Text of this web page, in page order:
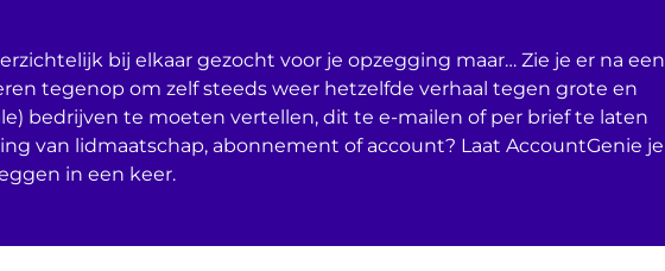
bij elkaar gezocht voor je opzegging maar… Zie je er na een
tegenop om zelf steeds weer hetzelfde verhaal tegen grote en
bedrijven te moeten vertellen, dit te e-mailen of per brief te laten
van lidmaatschap, abonnement of account? Laat AccountGenie je
in een keer.